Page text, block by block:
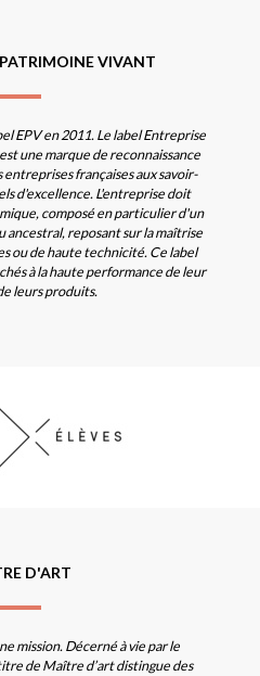
VIVANT
EPV en 2011. Le label Entreprise
une marque de reconnaissance
françaises aux savoir-
d'excellence. L'entreprise doit
composé en particulier d'un
ancestral, reposant sur la maîtrise
ou de haute technicité. Ce label
à la haute performance de leur
leurs produits.
D'ART
mission. Décerné à vie par le
de Maître d’art distingue des